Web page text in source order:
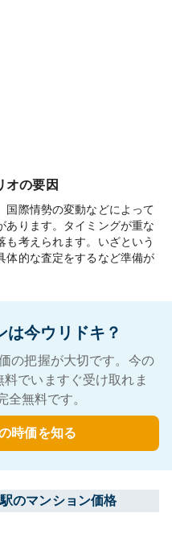
オの要因
国際情勢の変動などによって
あります。タイミングが重な
も考えられます。いざという
体的な査定をするなど準備が
は今ウリドキ？
の把握が大切です。今の
でいますぐ受け取れま
全無料です。
時価を知る
のマンション価格